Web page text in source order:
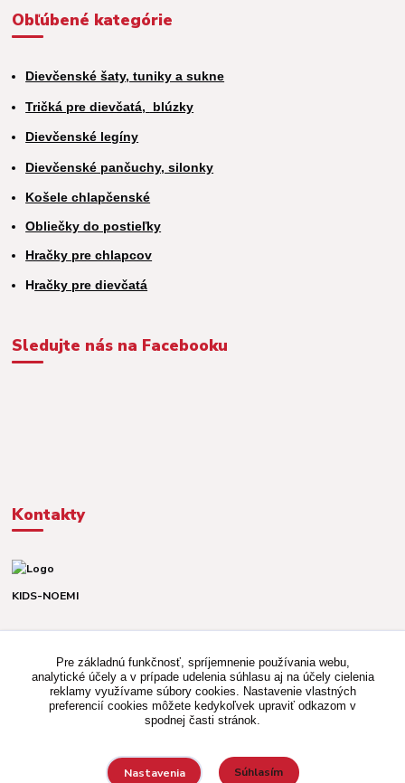
Obľúbené kategórie
Dievčenské šaty, tuniky a sukne
Tričká pre dievčatá, blúzky
Dievčenské legíny
Dievčenské pančuchy, silonky
Košele chlapčenské
Obliečky do postieľky
Hračky pre chlapcov
Hračky pre dievčatá
Sledujte nás na Facebooku
Kontakty
KIDS-NOEMI
(Po-Pia, 8-16 hod.)
kidsnoemi.shop@gmail.com
Pre základnú funkčnosť, spríjemnenie používania webu,
analytické účely a v prípade udelenia súhlasu aj na účely cielenia
reklamy využívame súbory cookies. Nastavenie vlastných
preferencií cookies môžete kedykoľvek upraviť odkazom v
spodnej časti stránok.
Nastavenia Súhlasím